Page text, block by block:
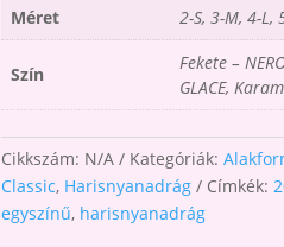
Méret
2-S, 3-M, 4-L,
Szín
Fekete –
GLACE,
Cikkszám: N/A Kategóriák:
Classic, Harisnyanadrág Címkék:
egyszínű, harisnyanadrág